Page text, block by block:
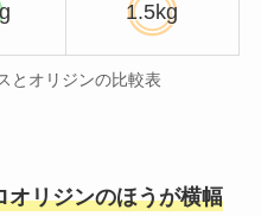
1.5kg
とオリジンの比較表
オリジンのほうが横幅